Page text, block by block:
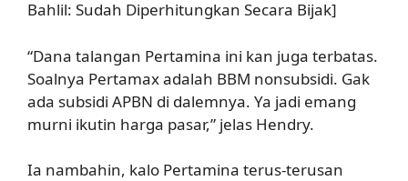
Bahlil: Sudah Diperhitungkan Secara Bijak]
“Dana talangan Pertamina ini kan juga terbatas.
Soalnya Pertamax adalah BBM nonsubsidi. Gak
ada subsidi APBN di dalemnya. Ya jadi emang
murni ikutin harga pasar,” jelas Hendry.
Ia nambahin, kalo Pertamina terus-terusan